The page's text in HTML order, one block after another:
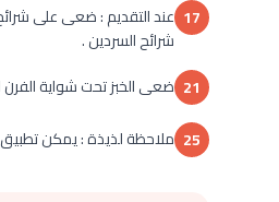
17 عند التقديم : ضعى على
شرائح السردين .
21 ضعى الخبز تحت شواية
25 ملاحظة لذيذة : يمكن